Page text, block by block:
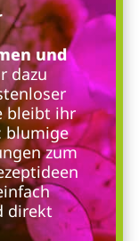
und
dazu
bleibt ihr
blumige
zum
direkt